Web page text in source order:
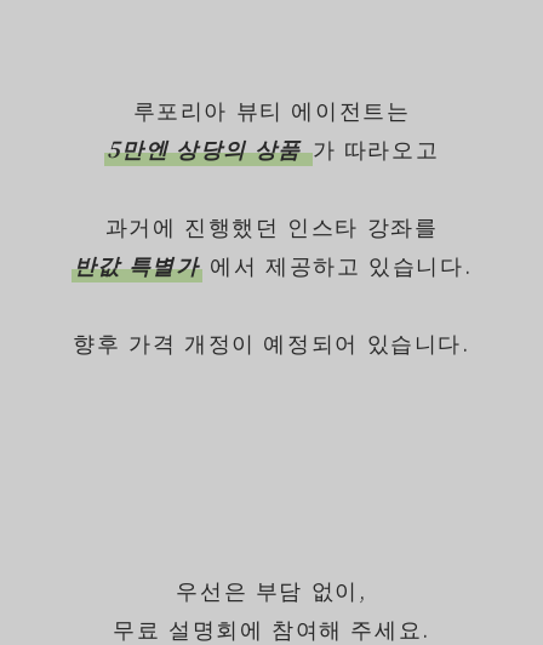
루포리아 뷰티 에이전트는
5만엔 상당의 상품 가 따라오고
과거에 진행했던 인스타 강좌를
반값 특별가에서 제공하고 있습니다.
향후 가격 개정이 예정되어 있습니다.
우선은 부담 없이,
무료 설명회에 참여해 주세요.